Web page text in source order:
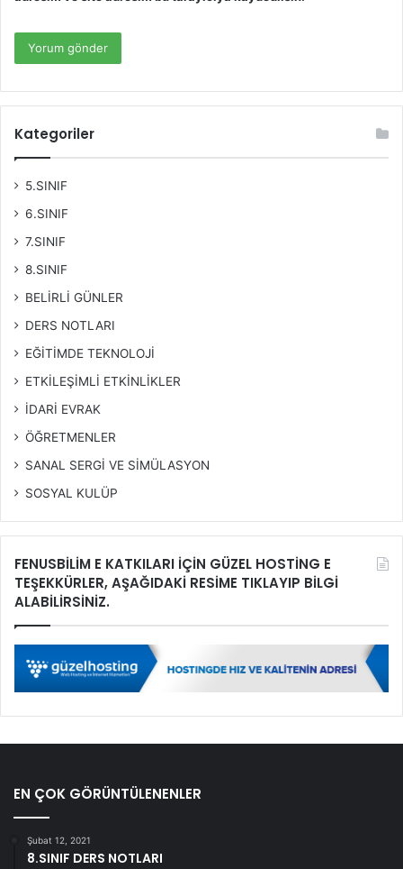
Kategoriler
5.SINIF
6.SINIF
7.SINIF
8.SINIF
BELİRLİ GÜNLER
DERS NOTLARI
EĞİTİMDE TEKNOLOJİ
ETKİLEŞİMLİ ETKİNLİKLER
İDARİ EVRAK
ÖĞRETMENLER
SANAL SERGİ VE SİMÜLASYON
SOSYAL KULÜP
FENUSBİLİM E KATKILARI İÇİN GÜZEL HOSTİNG E
TEŞEKKÜRLER, AŞAĞIDAKİ RESİME TIKLAYIP BİLGİ
ALABİLİRSİNİZ.
EN ÇOK GÖRÜNTÜLENENLER
Şubat 12, 2021
8.SINIF DERS NOTLARI